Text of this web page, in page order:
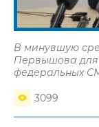
В минувшую
Первышова для
федеральных
3099